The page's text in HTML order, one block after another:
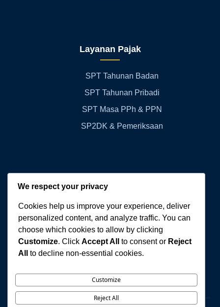
Layanan Pajak
SPT Tahunan Badan
SPT Tahunan Pribadi
SPT Masa PPh & PPN
SP2DK & Pemeriksaan
Kontak Kami
WA:+62 811-3060-770
Email:cvwibowoberkah@gmail.com
Alamat:Sidoarjo, Jawa Timur 61256
We respect your privacy
Cookies help us improve your experience, deliver
personalized content, and analyze traffic. You can
choose which cookies to allow by clicking
Customize. Click Accept All to consent or Reject
All
to decline non-essential cookies.
Customize
Reject All